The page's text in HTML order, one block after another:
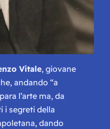
Vitale, giovane
andando “a
l’arte ma, da
i segreti della
dando